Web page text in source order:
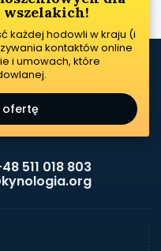
każdej hodowli w kraju (i
kontaktów online
i umowach, które
ofertę
511 018 803